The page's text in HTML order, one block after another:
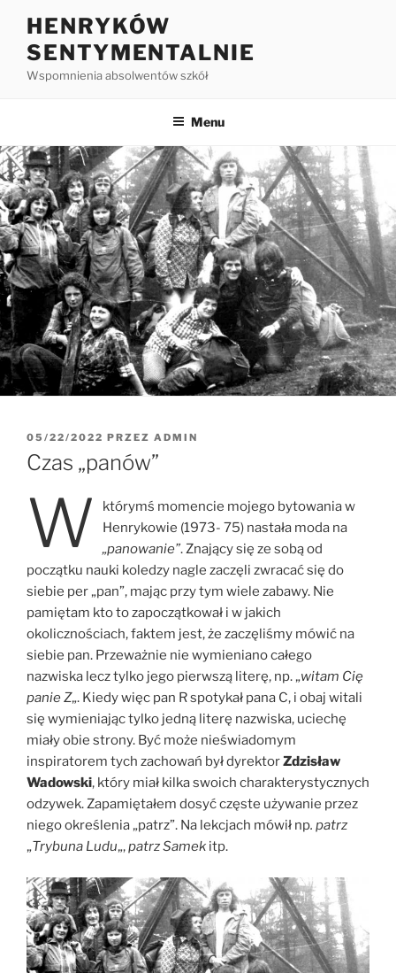
HENRYKÓW
SENTYMENTALNIE
Wspomnienia absolwentów szkół
Menu
05/22/2022 PRZEZ ADMIN
Czas „panów”
W
którymś momencie mojego bytowania w
Henrykowie (1973- 75) nastała moda na
„panowanie”. Znający się ze sobą od
początku nauki koledzy nagle zaczęli zwracać się do
siebie per „pan”, mając przy tym wiele zabawy. Nie
pamiętam kto to zapoczątkował i w jakich
okolicznościach, faktem jest, że zaczęliśmy mówić na
siebie pan. Przeważnie nie wymieniano całego
nazwiska lecz tylko jego pierwszą literę, np. „witam Cię
panie Z„. Kiedy więc pan R spotykał pana C, i obaj witali
się wymieniając tylko jedną literę nazwiska, uciechę
miały obie strony. Być może nieświadomym
inspiratorem tych zachowań był dyrektorZdzisław
Wadowski, który miał kilka swoich charakterystycznych
odzywek. Zapamiętałem dosyć częste używanie przez
niego określenia „patrz”. Na lekcjach mówił np. patrz
„Trybuna Ludu„,patrz Samek itp.